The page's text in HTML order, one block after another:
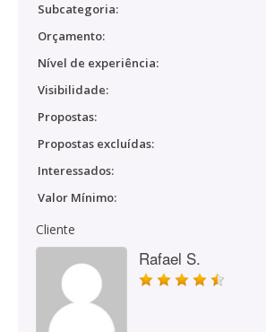
Subcategoria:
Orçamento:
Nível de experiência:
Visibilidade:
Propostas:
Propostas excluídas:
Interessados:
Valor Mínimo:
Cliente
Rafael S.